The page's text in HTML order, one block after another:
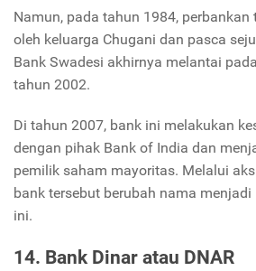
Namun, pada tahun 1984,
oleh keluarga Chugani dan pasca
Bank Swadesi akhirnya melantai pada
tahun 2002.
Di tahun 2007, bank ini melakukan
dengan pihak Bank of India dan
pemilik saham mayoritas. Melalui
bank tersebut berubah nama
ini.
14. Bank Dinar atau DNAR